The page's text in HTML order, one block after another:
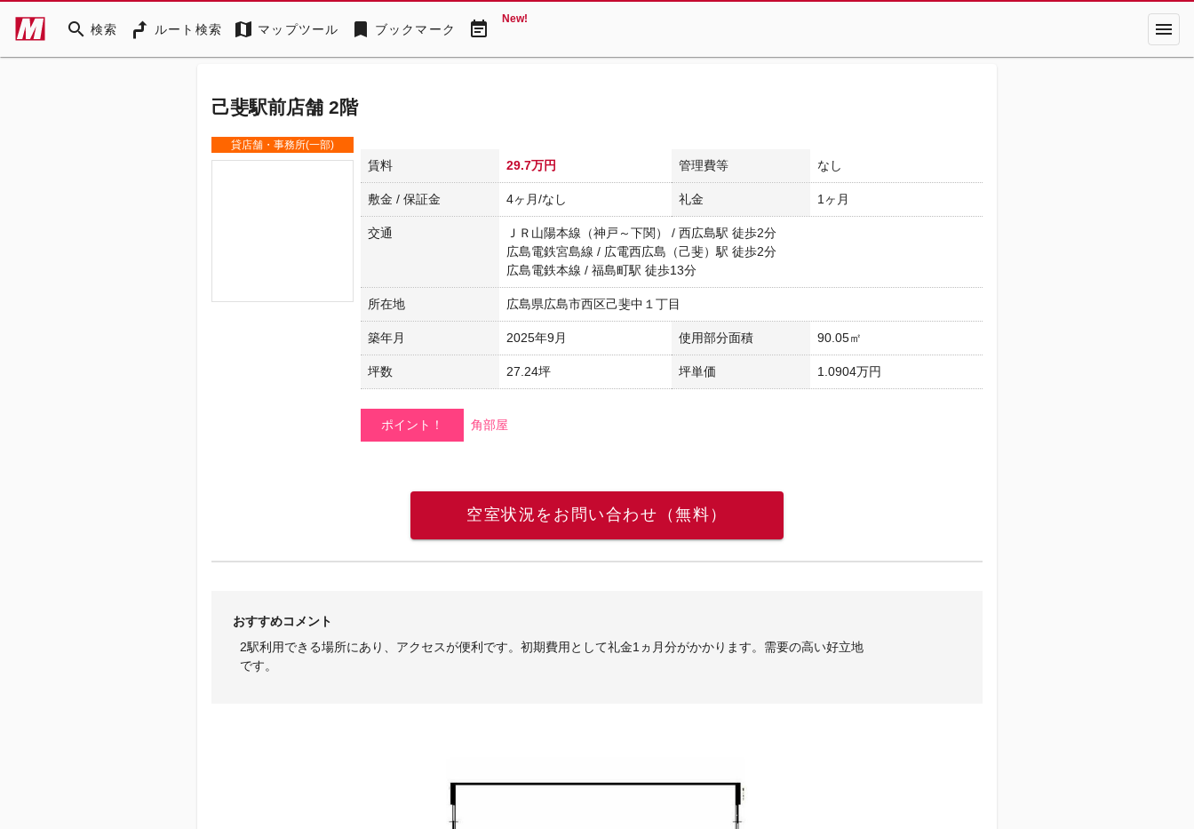
search 検索 ルート検索 map マップツール bookmark ブックマーク event_note New! menu
己斐駅前店舗 2階
貸店舗・事務所(一部)
賃料 29.7万円 管理費等 なし
敷金 / 保証金 4ヶ月/なし 礼金 1ヶ月
交通
ＪＲ山陽本線（神戸～下関） / 西広島駅 徒歩2分
広島電鉄宮島線 / 広電西広島（己斐）駅 徒歩2分
広島電鉄本線 / 福島町駅 徒歩13分
所在地 広島県広島市西区己斐中１丁目
築年月 2025年9月 使用部分面積 90.05㎡
坪数 27.24坪 坪単価 1.0904万円
ポイント！ 角部屋
空室状況をお問い合わせ（無料）
おすすめコメント
2駅利用できる場所にあり、アクセスが便利です。初期費用として礼金1ヵ月分がかかります。需要の高い好立地
です。